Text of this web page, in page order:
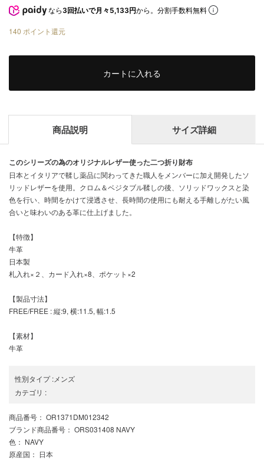
なら 3回払いで月々5,133円から。分割手数料無料
140 ポイント還元
カートに入れる
商品説明 サイズ詳細
このシリーズの為のオリジナルレザー使った二つ折り財布
日本とイタリアで鞣し薬品に関わってきた職人をメンバーに加え開発したソ
リッドレザーを使用。クロム＆ベジタブル鞣しの後、ソリッドワックスと染
色を行い、時間をかけて浸透させ、長時間の使用にも耐える手離しがたい風
合いと味わいのある革に仕上げました。
【特徴】
牛革
日本製
札入れ×２、カード入れ×8、ポケット×2
【製品寸法】
FREE/FREE : 縦:9, 横:11.5, 幅:1.5
【素材】
牛革
性別タイプ:メンズ
カテゴリ :
商品番号 ： OR1371DM012342
ブランド商品番号 ： ORS031408 NAVY
色 ： NAVY
原産国 ： 日本